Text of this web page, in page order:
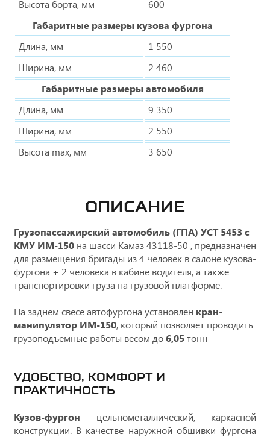
Высота борта, мм
600
Габаритные размеры кузова фургона
Длина, мм
1 550
Ширина, мм
2 460
Габаритные размеры автомобиля
Длина, мм
9 350
Ширина, мм
2 550
Высота max, мм
3 650
ОПИСАНИЕ
Грузопассажирский автомобиль (ГПА) УСТ 5453 с
КМУ ИМ-150 на шасси Камаз 43118-50 , предназначен
для размещения бригады из 4 человек в салоне кузова-
фургона + 2 человека в кабине водителя, а также
транспортировки груза на грузовой платформе.
На заднем свесе автофургона установлен кран-
манипулятор ИМ-150, который позволяет проводить
грузоподъемные работы весом до6,05тонн
УДОБСТВО, КОМФОРТ И
ПРАКТИЧНОСТЬ
Кузов-фургон цельнометаллический, каркасной
конструкции. В качестве наружной обшивки фургона